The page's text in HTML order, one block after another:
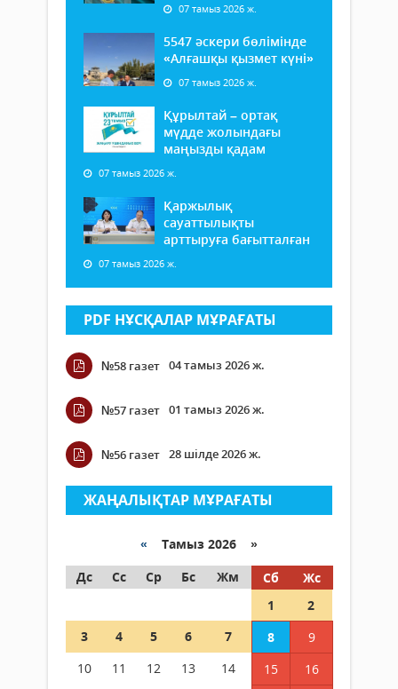
07 тамыз 2026 ж.
5547 әскери бөлімінде
«Алғашқы қызмет күні»
07 тамыз 2026 ж.
Құрылтай – ортақ
мүдде жолындағы
маңызды қадам
07 тамыз 2026 ж.
Қаржылық
сауаттылықты
арттыруға бағытталған
07 тамыз 2026 ж.
PDF НҰСҚАЛАР МҰРАҒАТЫ
№58 газет 04 тамыз 2026 ж.
№57 газет 01 тамыз 2026 ж.
№56 газет 28 шілде 2026 ж.
ЖАҢАЛЫҚТАР МҰРАҒАТЫ
« Тамыз 2026 »
Дс
Сс Ср Бс Жм Сб
Жс
1
2
3
4 5 6 7 8
9
10
11 12 13 14 15
16